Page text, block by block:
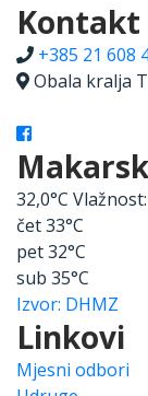
Kontakt
+385 21 608
Obala kralja
32,0°C Vlažnost:
čet33°C
pet32°C
sub 35°C
Izvor: DHMZ
Linkovi
Mjesni odbori